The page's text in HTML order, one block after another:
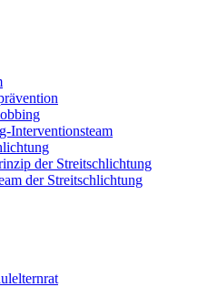
Interventionsteam
der Streitschlichtung
der Streitschlichtung